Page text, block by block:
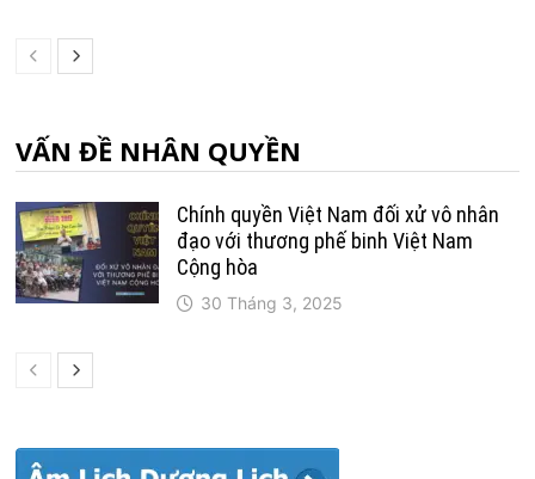
VẤN ĐỀ NHÂN QUYỀN
Chính quyền Việt Nam đối xử vô nhân
đạo với thương phế binh Việt Nam
Cộng hòa
30 Tháng 3, 2025